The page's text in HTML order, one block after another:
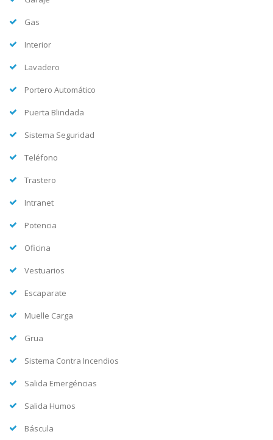
Gas
Interior
Lavadero
Portero Automático
Puerta Blindada
Sistema Seguridad
Teléfono
Trastero
Intranet
Potencia
Oficina
Vestuarios
Escaparate
Muelle Carga
Grua
Sistema Contra Incendios
Salida Emergéncias
Salida Humos
Báscula